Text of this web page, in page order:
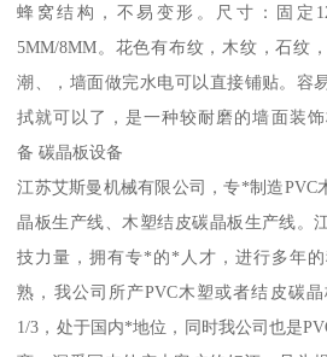
蜂窝结构，不易变形。尺寸：固定
5MM/8MM。花色有布纹，木纹，石纹
潮、，墙面做完水电可以直接铺贴。容
拭就可以了，是一种较耐磨的墙面装
备 碳晶板设备
江苏艾斯曼机械有限公司，专*制造PVC
晶板生产线、木塑结皮碳晶板生产线。
技力量，拥有专*的*人才，进行多年
熟，我公司所产PVC木塑或者结皮碳
1/3，处于国内*地位，同时我公司也是